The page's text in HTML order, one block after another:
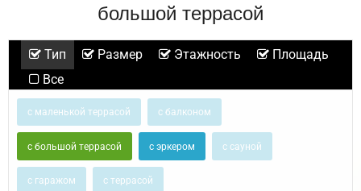
большой террасой
Тип Размер Этажность
Площадь
Все
с маленькой террасой с балконом
с большой террасой с эркером с сауной
с гаражом с террасой